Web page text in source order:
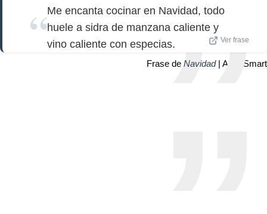
Me encanta cocinar en Navidad, todo
huele a sidra de manzana caliente y
vino caliente con especias.
Ver frase
Frase de Navidad| Amy Smart